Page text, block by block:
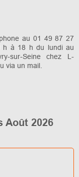
au 01 49 87 27
h à 18 h du lundi au
sur-Seine chez L-
via un mail.
Août 2026